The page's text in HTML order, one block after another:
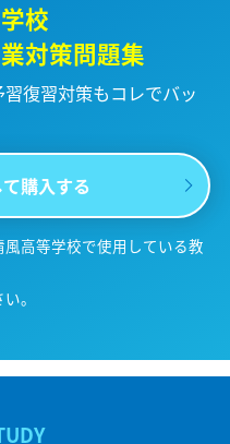
校
対策問題集
復習対策もコレでバッ
購入する
高等学校で使用している教
。